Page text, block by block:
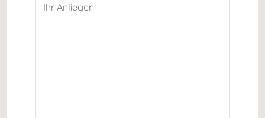
Ihr Anliegen